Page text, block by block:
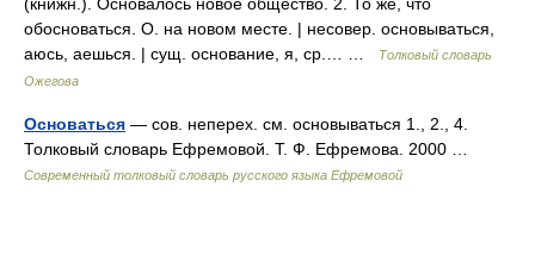
обосноваться. О. на новом месте. | несовер. основываться,
аюсь, аешься. | сущ. основание, я, ср.… …
Толковый словарь
Ожегова
Основаться — сов. неперех. см. основываться 1., 2., 4.
Толковый словарь Ефремовой. Т. Ф. Ефремова. 2000 …
Современный толковый словарь русского языка Ефремовой